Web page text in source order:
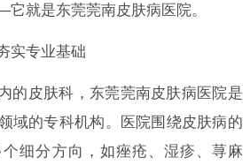
就是东莞莞南皮肤病医院。
实专业基础
的皮肤科，东莞莞南皮肤病医院是
域的专科机构。医院围绕皮肤病的
细分方向，如痤疮、湿疹、荨麻